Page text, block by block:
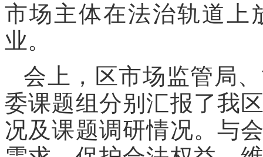
市场主体在法治轨道上
业。
会上，区市场监管局
委课题组分别汇报了我
况及课题调研情况。与